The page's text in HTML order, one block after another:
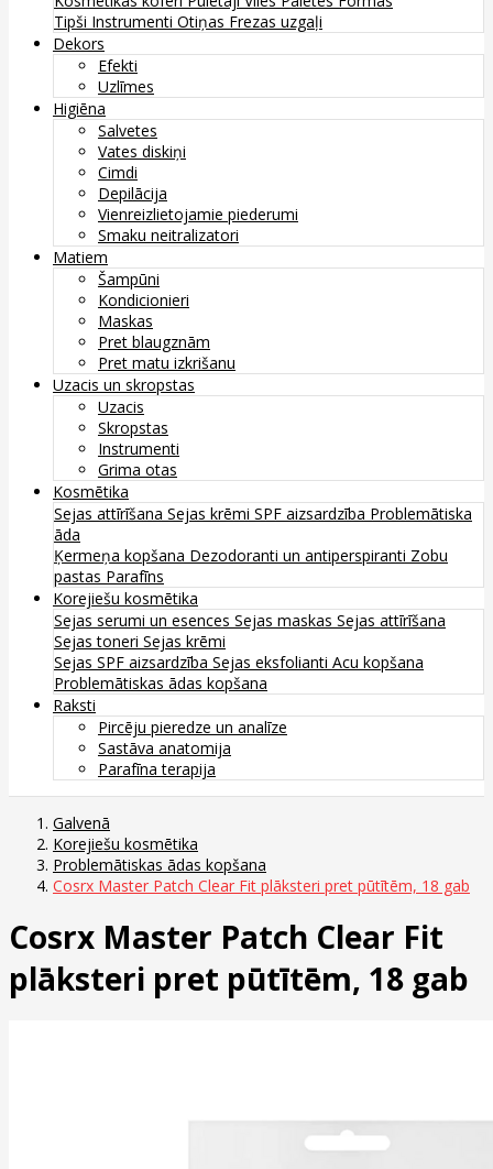
Tipši Instrumenti Otiņas Frezas uzgaļi
Dekors
Efekti
Uzlīmes
Higiēna
Salvetes
Vates diskiņi
Cimdi
Depilācija
Vienreizlietojamie piederumi
Smaku neitralizatori
Matiem
Šampūni
Kondicionieri
Maskas
Pret blaugznām
Pret matu izkrišanu
Uzacis un skropstas
Uzacis
Skropstas
Instrumenti
Grima otas
Kosmētika
Sejas attīrīšana Sejas krēmi SPF aizsardzība Problemātiska
āda
Ķermeņa kopšana Dezodoranti un antiperspiranti Zobu
pastas Parafīns
Korejiešu kosmētika
Sejas serumi un esences Sejas maskas Sejas attīrīšana
Sejas toneri Sejas krēmi
Sejas SPF aizsardzība Sejas eksfolianti Acu kopšana
Problemātiskas ādas kopšana
Raksti
Pircēju pieredze un analīze
Sastāva anatomija
Parafīna terapija
Galvenā
Korejiešu kosmētika
Problemātiskas ādas kopšana
Cosrx Master Patch Clear Fit plāksteri pret pūtītēm, 18 gab
Cosrx Master Patch Clear Fit
plāksteri pret pūtītēm, 18 gab